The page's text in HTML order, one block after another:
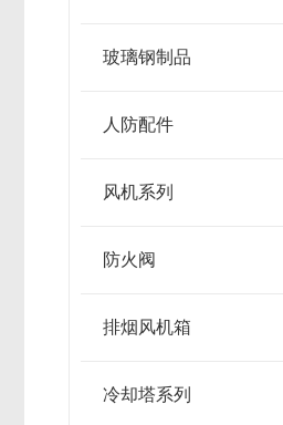
玻璃钢制品
人防配件
风机系列
防火阀
排烟风机箱
冷却塔系列